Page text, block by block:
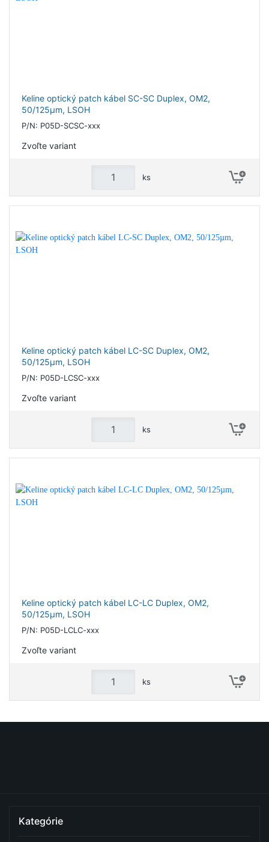
Keline optický patch kábel SC-SC Duplex, OM2,
50/125µm, LSOH
P/N: P05D-SCSC-xxx
Zvoľte variant
ks
Keline optický patch kábel LC-SC Duplex, OM2,
50/125µm, LSOH
P/N: P05D-LCSC-xxx
Zvoľte variant
ks
Keline optický patch kábel LC-LC Duplex, OM2,
50/125µm, LSOH
P/N: P05D-LCLC-xxx
Zvoľte variant
ks
Kategórie